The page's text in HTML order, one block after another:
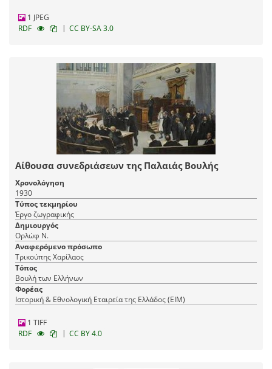
1 JPEG
RDF
| CC BY-SA 3.0
Αίθουσα συνεδριάσεων της Παλαιάς Βουλής
Χρονολόγηση
1930
Τύπος τεκμηρίου
Έργο ζωγραφικής
Δημιουργός
Ορλώφ Ν.
Αναφερόμενο πρόσωπο
Τρικούπης Χαρίλαος
Τόπος
Βουλή των Ελλήνων
Φορέας
Ιστορική & Εθνολογική Εταιρεία της Ελλάδος (EIM)
1 TIFF
RDF
| CC BY 4.0